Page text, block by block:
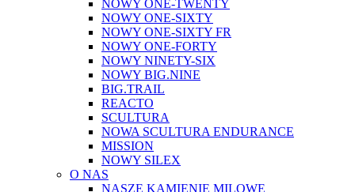
NOWY ONE-TWENTY
NOWY ONE-SIXTY
NOWY ONE-SIXTY FR
NOWY ONE-FORTY
NOWY NINETY-SIX
NOWY BIG.NINE
BIG.TRAIL
REACTO
SCULTURA
NOWA SCULTURA ENDURANCE
MISSION
NOWY SILEX
O NAS
NASZE KAMIENIE MILOWE